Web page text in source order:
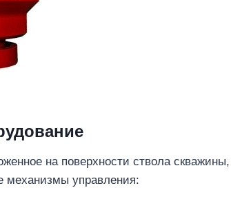
на поверхности ствола
механизмы управления: